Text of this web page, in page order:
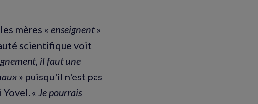
mères « enseignent »
scientifique voit
il faut une
» puisqu'il n'est pas
« Je pourrais